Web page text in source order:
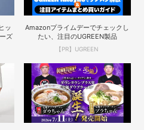
ッ
ズ
Amazonプライムデーでチェックし
たい、注目のUGREEN製品
【PR】UGREEN